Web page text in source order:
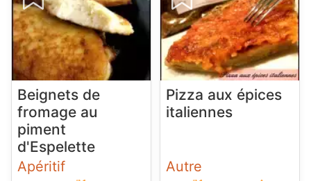
Beignets de
fromage au
piment
d'Espelette
Apéritif
Pizza aux épices
italiennes
Autre